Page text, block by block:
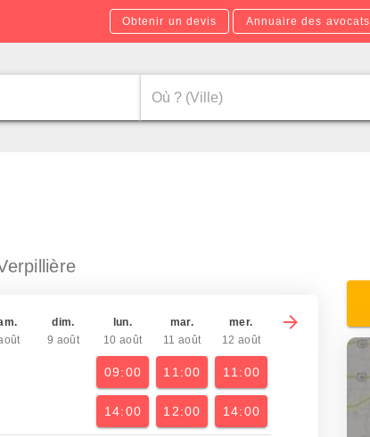
Obtenir un devis Annuaire des avocats
dim.
9 août
lun.
10 août
09:00
14:00
mar.
11 août
11:00
12:00
mer.
12 août
11:00
14:00